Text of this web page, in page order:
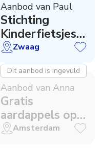
Aanbod van Paul
Stichting
Kinderfietsjes
actieZwaag
Dit aanbod is ingevuld
Aanbod van Anna
Gratis
aardappels op
het Anton de
Amsterdam